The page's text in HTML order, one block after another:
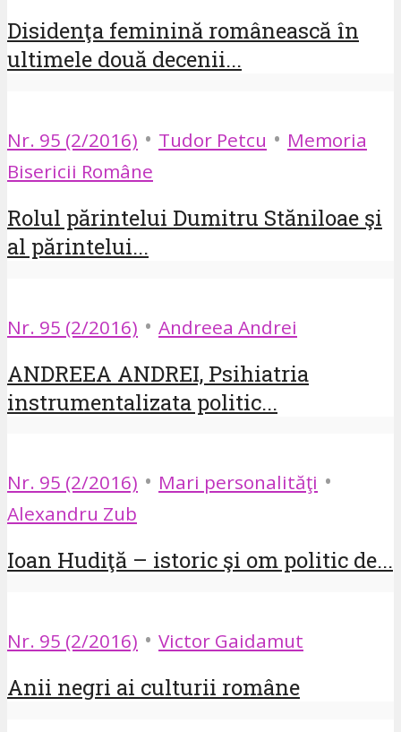
Disidenţa feminină românească în
ultimele două decenii...
Nr. 95 (2/2016) • Tudor Petcu • Memoria
Bisericii Române
Rolul părintelui Dumitru Stăniloae şi
al părintelui...
Nr. 95 (2/2016) • Andreea Andrei
ANDREEA ANDREI, Psihiatria
instrumentalizata politic...
Nr. 95 (2/2016) • Mari personalităţi •
Alexandru Zub
Ioan Hudiţă – istoric şi om politic de...
Nr. 95 (2/2016) • Victor Gaidamut
Anii negri ai culturii române